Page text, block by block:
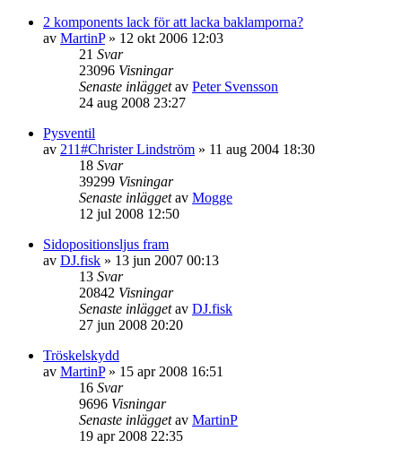
2 komponents lack för att lacka baklamporna?
av MartinP» 12 okt 2006 12:03
21 Svar
23096 Visningar
Senaste inläggetav Peter Svensson
24 aug 2008 23:27
Pysventil
av 211#Christer Lindström » 11 aug 2004 18:30
18 Svar
39299 Visningar
Senaste inläggetav Mogge
12 jul 2008 12:50
Sidopositionsljus fram
av DJ.fisk » 13 jun 2007 00:13
13 Svar
20842 Visningar
Senaste inläggetav DJ.fisk
27 jun 2008 20:20
Tröskelskydd
av MartinP» 15 apr 2008 16:51
16 Svar
9696 Visningar
Senaste inläggetav MartinP
19 apr 2008 22:35